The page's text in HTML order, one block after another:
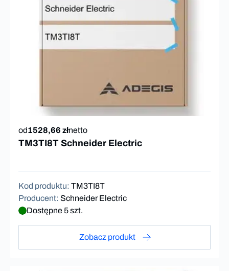
od1528,66 złnetto
TM3TI8T Schneider Electric
Kod produktu: TM3TI8T
Producent: Schneider Electric
Dostępne 5 szt.
Zobacz produkt